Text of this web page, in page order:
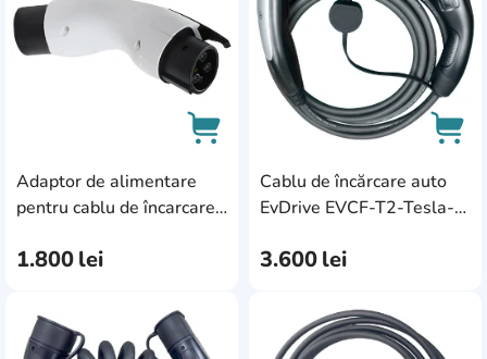
Adaptor de alimentare
pentru cablu de încarcare
1.800lei
AddCardToCart
Cablu de încărcare auto
EvDrive EVCF-T2-Tesla-
3.600lei
AddCardToFavourite